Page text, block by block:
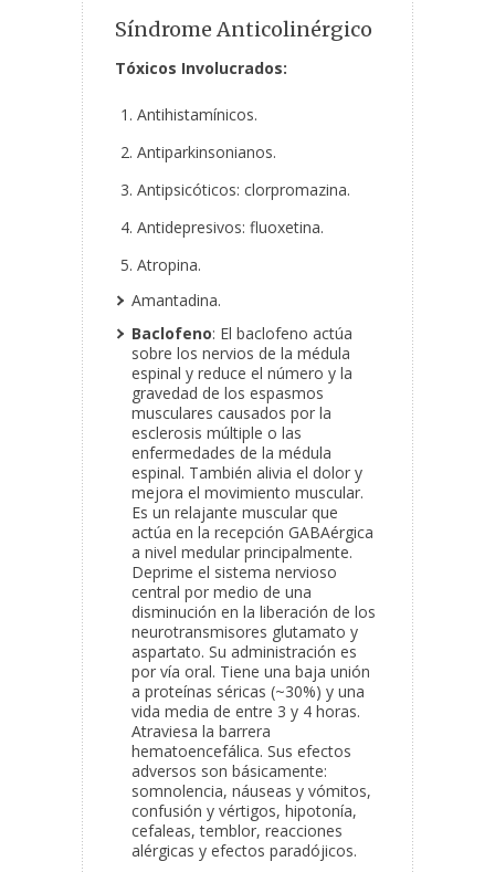
Síndrome Anticolinérgico
Tóxicos Involucrados:
Antihistamínicos.
Antiparkinsonianos.
Antipsicóticos: clorpromazina.
Antidepresivos: fluoxetina.
Atropina.
Amantadina.
Baclofeno: El baclofeno actúa
sobre los nervios de la médula
espinal y reduce el número y la
gravedad de los espasmos
musculares causados por la
esclerosis múltiple o las
enfermedades de la médula
espinal. También alivia el dolor y
mejora el movimiento muscular.
Es un relajante muscular que
actúa en la recepción GABAérgica
a nivel medular principalmente.
Deprime el sistema nervioso
central por medio de una
disminución en la liberación de los
neurotransmisores glutamato y
aspartato. Su administración es
por vía oral. Tiene una baja unión
a proteínas séricas (~30%) y una
vida media de entre 3 y 4 horas.
Atraviesa la barrera
hematoencefálica. Sus efectos
adversos son básicamente:
somnolencia, náuseas y vómitos,
confusión y vértigos, hipotonía,
cefaleas, temblor, reacciones
alérgicas y efectos paradójicos.